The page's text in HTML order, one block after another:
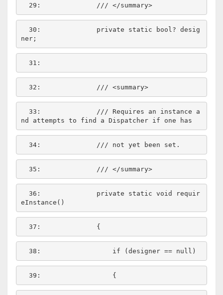
  29:
/// </summary>
  30:
private static bool ? desig
  31:
  32:
/// <summary>
  33:
/// Requires an instance a
nd attempts to find a Dispatcher if one has
  34:
/// not yet been set.
  35:
/// </summary>
  36:
private static void
requir
  37:
  38:
if (designer == null
  39: